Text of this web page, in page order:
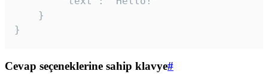
}
Cevap seçeneklerine sahip klavye#